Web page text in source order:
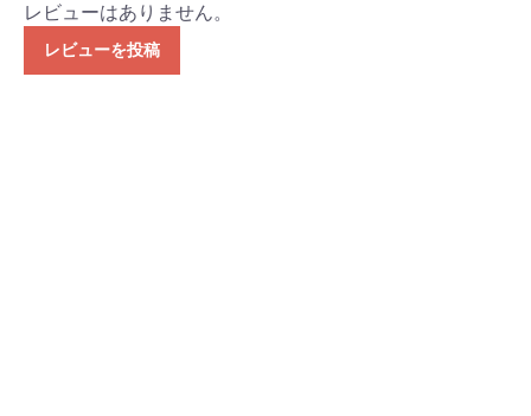
レビューはありません。
レビューを投稿